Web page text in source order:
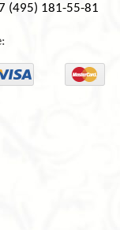
(495) 181-55-81